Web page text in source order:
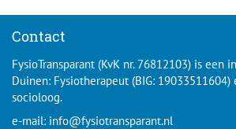
Contact
FysioTransparant (KvK nr. 76812103) is een
Duinen: Fysiotherapeut (BIG: 19033511604)
socioloog.
e-mail: info@fysiotransparant.nl